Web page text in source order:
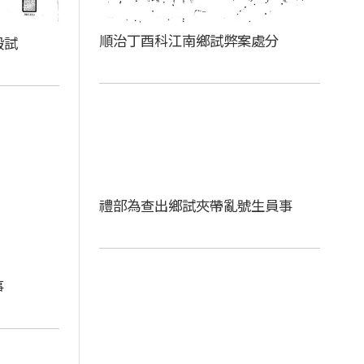
順治丁酉科江南鄉試弊案處分
試
禮部為查出鄉試夾帶亂號生員事